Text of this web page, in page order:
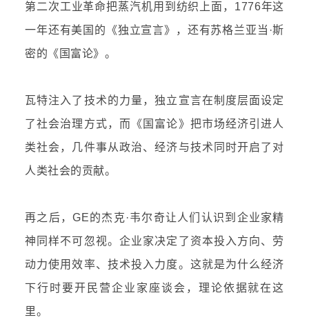
第二次工业革命把蒸汽机用到纺织上面，1776年这
一年还有美国的《独立宣言》，还有苏格兰亚当·斯
密的《国富论》。
瓦特注入了技术的力量，独立宣言在制度层面设定
了社会治理方式，而《国富论》把市场经济引进人
类社会，几件事从政治、经济与技术同时开启了对
人类社会的贡献。
再之后，GE的杰克·韦尔奇让人们认识到 企业家精
神 同样不可忽视。企业家决定了资本投入方向、劳
动力使用效率、技术投入力度。这就是为什么经济
下行时要开民营企业家座谈会，理论依据就在这
里。